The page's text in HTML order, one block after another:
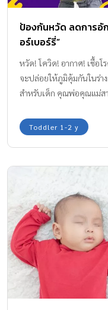
ป้องกันหวัด ลดการอั
อร์เบอร์รี่”
หวัด! โควิด! อากาศ! เชื้อ
จะปล่อยให้ภูมิคุ้มกันในร่า
สำหรับเด็ก คุณพ่อคุณแม่สา
วิตามินเสริมภูมิคุ้มกัน ที่สกั
Elderberry” มาแนะนำให้ค่
Toddler 1-2 y